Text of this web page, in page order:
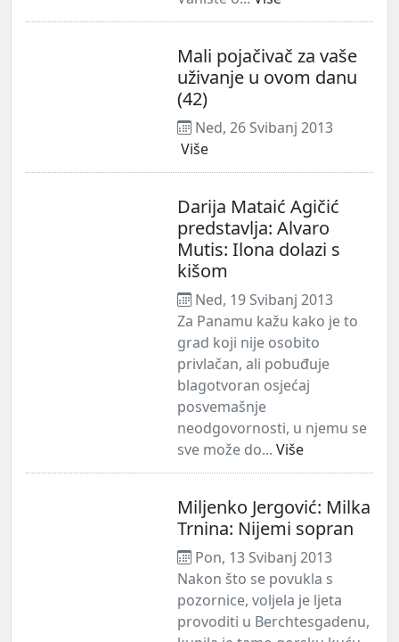
Mali pojačivač za vaše
uživanje u ovom danu
(42)
Ned, 26 Svibanj 2013
Više
Darija Mataić Agičić
predstavlja: Alvaro
Mutis: Ilona dolazi s
kišom
Ned, 19 Svibanj 2013
Za Panamu kažu kako je to
grad koji nije osobito
privlačan, ali pobuđuje
blagotvoran osjećaj
posvemašnje
neodgovornosti, u njemu se
sve može do... Više
Miljenko Jergović: Milka
Trnina: Nijemi sopran
Pon, 13 Svibanj 2013
Nakon što se povukla s
pozornice, voljela je ljeta
provoditi u Berchtesgadenu,